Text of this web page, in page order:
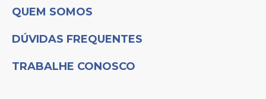
QUEM SOMOS
DÚVIDAS FREQUENTES
TRABALHE CONOSCO